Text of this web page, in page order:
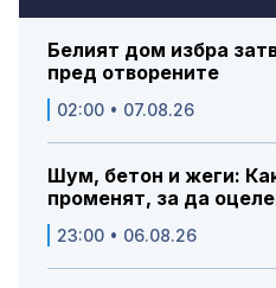
Белият дом избра
пред отворените
02:00 • 07.08.26
Шум, бетон и жеги:
променят, за да
23:00 • 06.08.26